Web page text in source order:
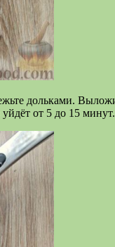
дольками.
уйдёт от 5 до 15